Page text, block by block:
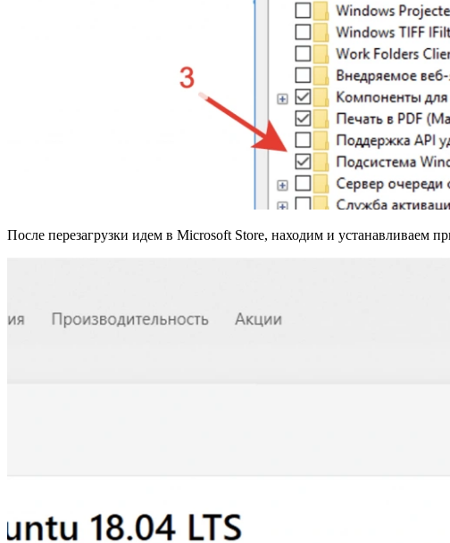
После перезагрузки идем в Microsoft Store, находим и устанавливаем